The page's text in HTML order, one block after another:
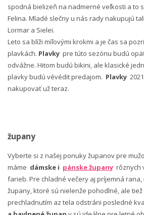
spodná bielizeň na nadmerné veľkosti a to
Felina. Mladé slečny u nás rady nakupujú
Lormar a Sielei.
Leto sa blíži míľovými krokmi a je čas sa
plavkách. Plavky pre túto sezónu budú
odvážne. Hitom budú bikini, ale klasické
plavky budú vévédit predajom. Plavky
nakupovať už teraz.
župany
Vyberte si z našej ponuky županov pre
máme dámske i pánske župany rôznych
farieb. Pre chladné večery aj príjemná
župany, ktoré sú nielenže pohodlné, ale
prechladnutím az tela odstráni posledné